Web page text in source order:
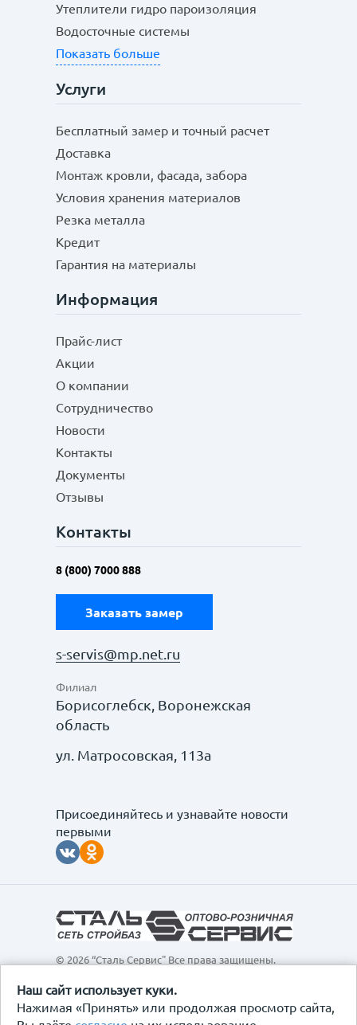
Наш сайт использует куки.
Нажимая «Принять» или продолжая просмотр сайта,
Утеплители гидро пароизоляция
Водосточные системы
Показать больше
Услуги
Бесплатный замер и точный расчет
Доставка
Монтаж кровли, фасада, забора
Условия хранения материалов
Резка металла
Кредит
Гарантия на материалы
Информация
Прайс-лист
Акции
О компании
Сотрудничество
Новости
Контакты
Документы
Отзывы
Контакты
8 (800) 7000 888
Заказать замер
s-servis@mp.net.ru
Филиал
Борисоглебск, Воронежская
область
ул. Матросовская, 113а
Присоединяйтесь и узнавайте новости
первыми
© 2026 “Сталь Сервис" Все права защищены.
интернет-сайт, а также вся информация о товарах и
ценах, предоставленная на нём, носит
исключительно информационный характер и ни при